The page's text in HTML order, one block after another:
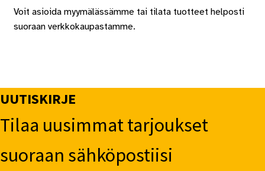
Voit asioida myymälässämme tai tilata tuotteet helposti
suoraan verkkokaupastamme.
UUTISKIRJE
Tilaa uusimmat tarjoukset
suoraan sähköpostiisi